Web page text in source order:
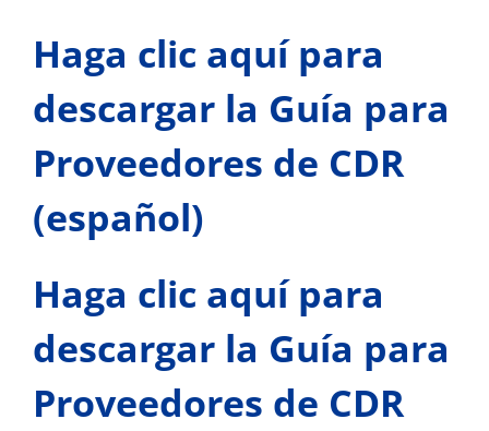
Haga clic aquí para
descargar la Guía para
Proveedores de CDR
(español)
Haga clic aquí para
descargar la Guía para
Proveedores de CDR